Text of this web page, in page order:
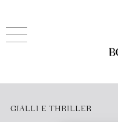
GIALLI E THRILLER